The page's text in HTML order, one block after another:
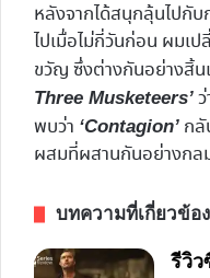
หลังจากได้สนุกลุ้นไปกั
ไปเมื่อไม่กี่วันก่อน ผมเ
ขวัญ ซึ่งต่างกันอย่างสิ้น
Three Musketeers’
พบว่า ‘Contagion’ กลั
ผสมที่ผสานกันอย่างกล
บทความที่เกี่ยวข้อง
รีวิ